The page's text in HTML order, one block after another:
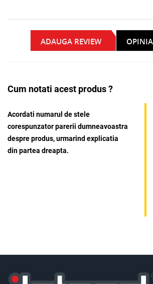
ADAUGA REVIEW
Cum notati acest produs ?
Acordati numarul de stele
corespunzator parerii dumneavoastra
despre produs, urmarind explicatia
din partea dreapta.